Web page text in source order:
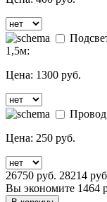
1,5м:
Цена: 1300 руб.
Провод
Цена: 250 руб.
26750 руб. 28214
Вы экономите 1464